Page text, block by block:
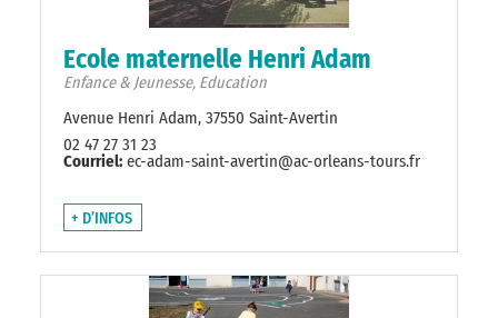
Ecole maternelle Henri Adam
Enfance & Jeunesse, Education
Avenue Henri Adam, 37550 Saint-Avertin
02 47 27 31 23
Courriel: ec-adam-saint-avertin@ac-orleans-tours.fr
+ D’INFOS